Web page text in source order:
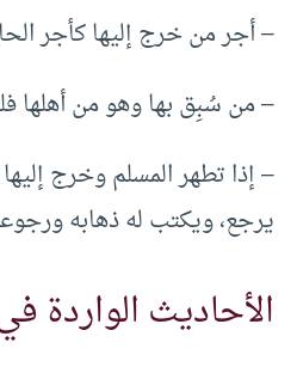
– أجر من خرج إليها كأجر
– من سُبِق بها وهو من أهلها
– إذا تطهر المسلم وخرج
يرجع، ويكتب له ذهابه
الأحاديث الواردة